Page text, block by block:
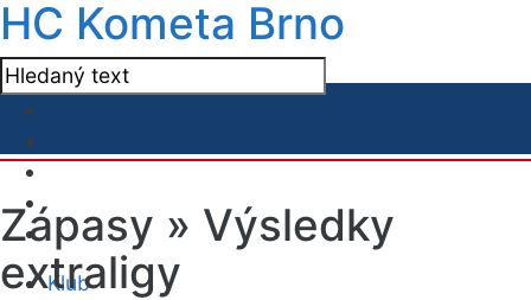
HC Kometa Brno
Klub
Zápasy » Výsledky
extraligy